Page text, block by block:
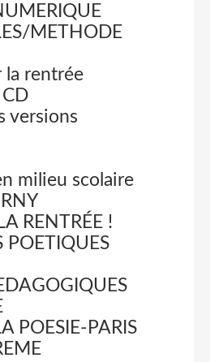
METHODE
la rentrée
versions
milieu scolaire
RENTRÉE !
POETIQUES
POESIE-PARIS